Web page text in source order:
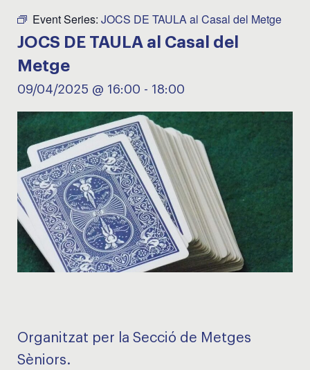
Event Series: JOCS DE TAULA al Casal del Metge
JOCS DE TAULA al Casal del
Metge
09/04/2025 @ 16:00 - 18:00
Organitzat per la Secció de Metges
Sèniors.